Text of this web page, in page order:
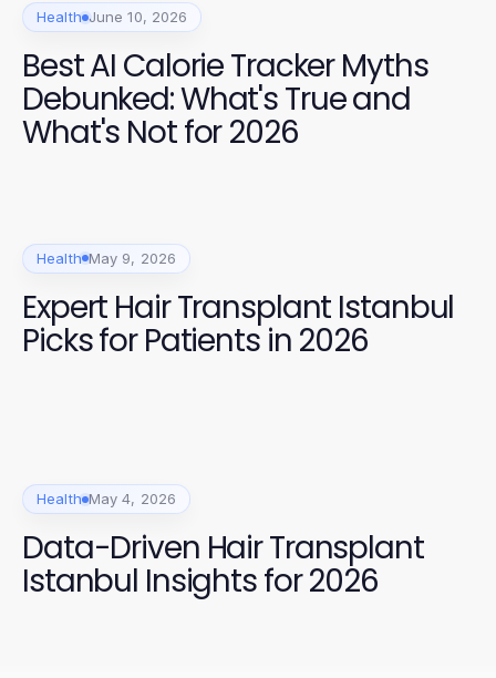
Health June 10, 2026
Best AI Calorie Tracker Myths
Debunked: What's True and
What's Not for 2026
Health May 9, 2026
Expert Hair Transplant Istanbul
Picks for Patients in 2026
Health May 4, 2026
Data-Driven Hair Transplant
Istanbul Insights for 2026